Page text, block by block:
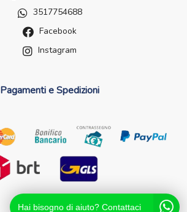
3517754688
Facebook
Instagram
Pagamenti e Spedizioni
Hai bisogno di aiuto? Contattaci